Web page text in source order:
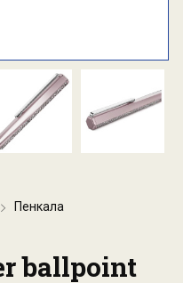
Пенкала
ballpoint